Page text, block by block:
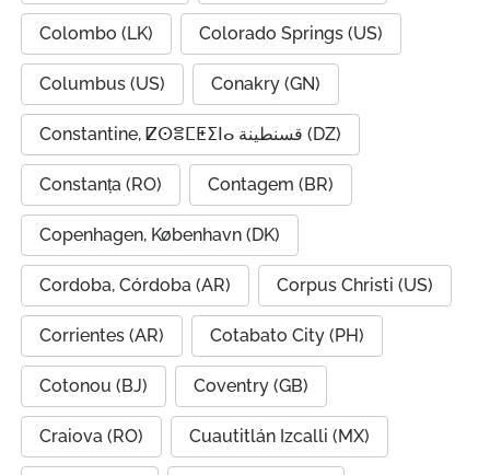
Colombo (LK) Colorado Springs (US)
Columbus (US) Conakry (GN)
Constantine, ⵇⵙⴻⵎⵟⵉⵏⴰ قسنطينة (DZ)
Constanța (RO) Contagem (BR)
Copenhagen, København (DK)
Cordoba, Córdoba (AR) Corpus Christi (US)
Corrientes (AR) Cotabato City (PH)
Cotonou (BJ) Coventry (GB)
Craiova (RO) Cuautitlán Izcalli (MX)